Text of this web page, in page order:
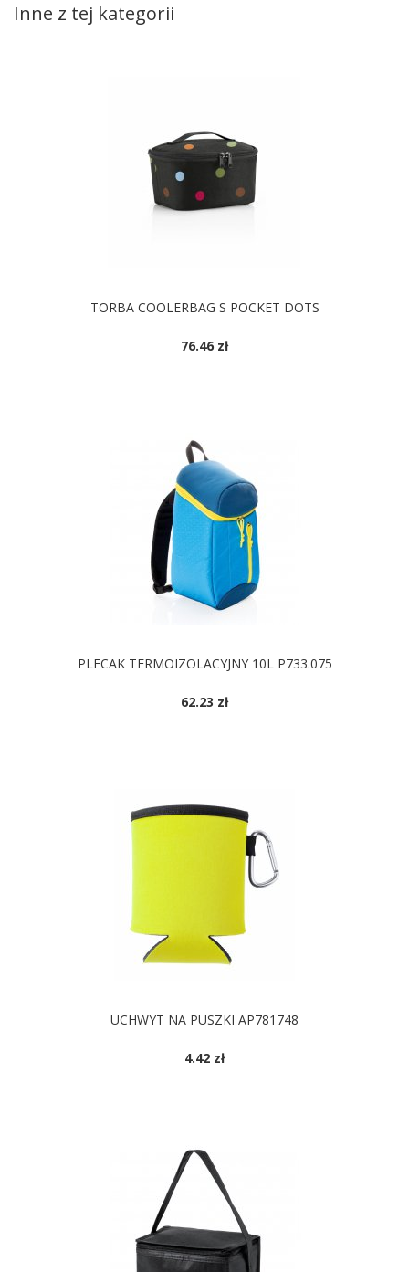
Inne z tej kategorii
TORBA COOLERBAG S POCKET DOTS
76.46 zł
PLECAK TERMOIZOLACYJNY 10L P733.075
62.23 zł
UCHWYT NA PUSZKI AP781748
4.42 zł